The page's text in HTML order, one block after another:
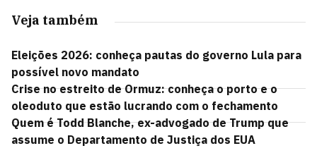
Veja também
Eleições 2026: conheça pautas do governo Lula para
possível novo mandato
Crise no estreito de Ormuz: conheça o porto e o
oleoduto que estão lucrando com o fechamento
Quem é Todd Blanche, ex-advogado de Trump que
assume o Departamento de Justiça dos EUA